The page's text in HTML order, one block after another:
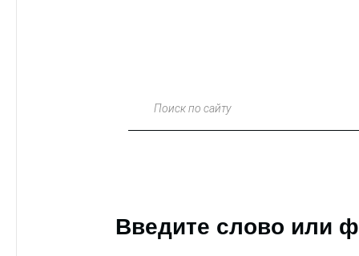
Поиск по сайту
Введите слово или